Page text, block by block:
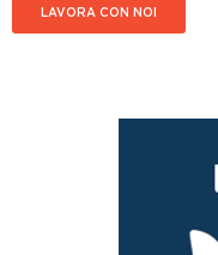
LAVORA CON NOI